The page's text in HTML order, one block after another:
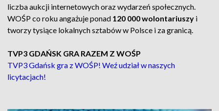
liczba aukcji internetowych oraz wydarzeń społecznych.
WOŚP co roku angażuje ponad 120 000 wolontariuszy i
tworzy tysiące lokalnych sztabów w Polsce i za granicą.
TVP3 GDAŃSK GRA RAZEM Z WOŚP
TVP3 Gdańsk gra z WOŚP! Weź udział w naszych
licytacjach!